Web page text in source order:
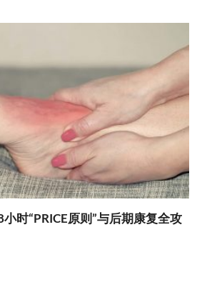
时“PRICE原则”与后期康复全攻